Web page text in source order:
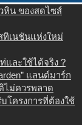
หิน ของสดไซส์
ทิเนชันแห่งใหม่
และใช้ได้จริง ?
แลนด์มาร์ก
ไม่ควรพลาด
โครงการที่ต้องใช้